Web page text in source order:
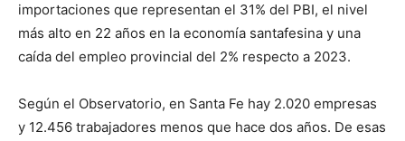
importaciones que representan el 31% del PBI, el nivel
más alto en 22 años en la economía santafesina y una
caída del empleo provincial del 2% respecto a 2023.
Según el Observatorio, en Santa Fe hay 2.020 empresas
y 12.456 trabajadores menos que hace dos años. De esas